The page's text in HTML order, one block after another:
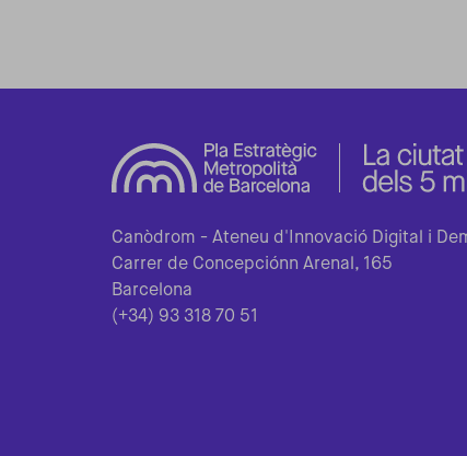
Canòdrom - Ateneu d'Innovació Digital i
Carrer de Concepciónn Arenal, 165
Barcelona
(+34) 93 318 70 51